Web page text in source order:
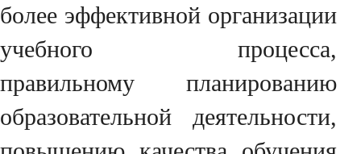
более эффективной организации
учебного процесса,
правильному планированию
образовательной деятельности,